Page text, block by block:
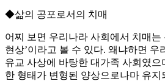
◆삶의 공포로서의 치매
어찌 보면 우리나라 사회에서 치매는
현상’이라고 볼 수 있다. 왜냐하면 우
유교 사상에 바탕한 대가족 사회였으
한 형태가 변형된 양상으로나마 유지